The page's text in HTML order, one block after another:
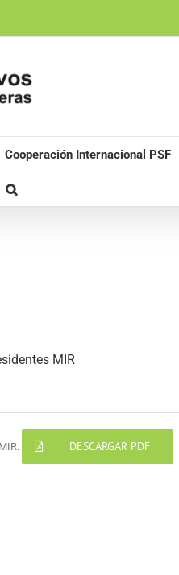
Cooperación Internacional PSF
MIR
DESCARGAR PDF